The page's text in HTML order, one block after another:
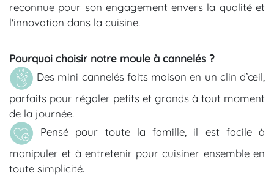
reconnue pour son engagement envers la qualité et
l'innovation dans la cuisine.
Pourquoi choisir notre moule à cannelés ?
Des mini cannelés faits maison en un clin d’œil,
parfaits pour régaler petits et grands à tout moment
de la journée.
Pensé pour toute la famille, il est facile à
manipuler et à entretenir pour cuisiner ensemble en
toute simplicité.